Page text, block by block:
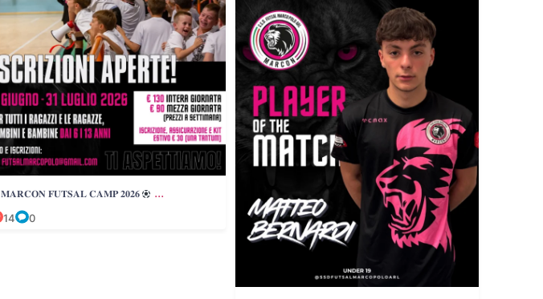
𝐌𝐀𝐑𝐂𝐎𝐍 𝐅𝐔𝐓𝐒𝐀𝐋 𝐂𝐀𝐌𝐏 𝟐𝟎𝟐𝟔 ...
14 0
Matteo...
49 0